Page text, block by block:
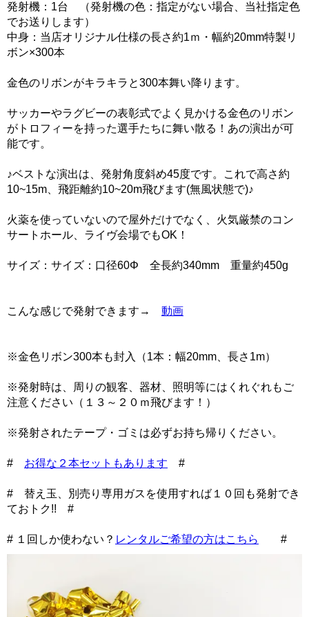
発射機：1台 （発射機の色：指定がない場合、当社指定色
でお送りします）
中身：当店オリジナル仕様の長さ約1ｍ・幅約20mm特製リ
ボン×300本
金色のリボンがキラキラと300本舞い降ります。
サッカーやラグビーの表彰式でよく見かける金色のリボン
がトロフィーを持った選手たちに舞い散る！あの演出が可
能です。
♪ベストな演出は、発射角度斜め45度です。これで高さ約
10~15m、飛距離約10~20m飛びます(無風状態で)♪
火薬を使っていないので屋外だけでなく、火気厳禁のコン
サートホール、ライヴ会場でもOK！
サイズ：サイズ：口径60Φ 全長約340mm 重量約450g
こんな感じで発射できます→ 動画
※金色リボン300本も封入（1本：幅20mm、長さ1m）
※発射時は、周りの観客、器材、照明等にはくれぐれもご
注意ください（１３～２０ｍ飛びます！）
※発射されたテープ・ゴミは必ずお持ち帰りください。
# お得な２本セットもあります #
# 替え玉、別売り専用ガスを使用すれば１０回も発射でき
ておトク!! #
# １回しか使わない？ レンタルご希望の方はこちら #